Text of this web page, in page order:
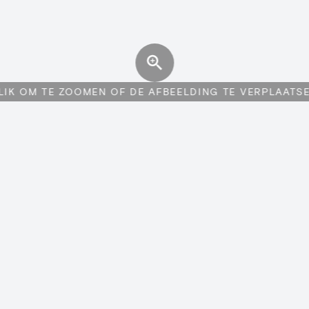
OM TE ZOOMEN OF DE AFBEELDING TE